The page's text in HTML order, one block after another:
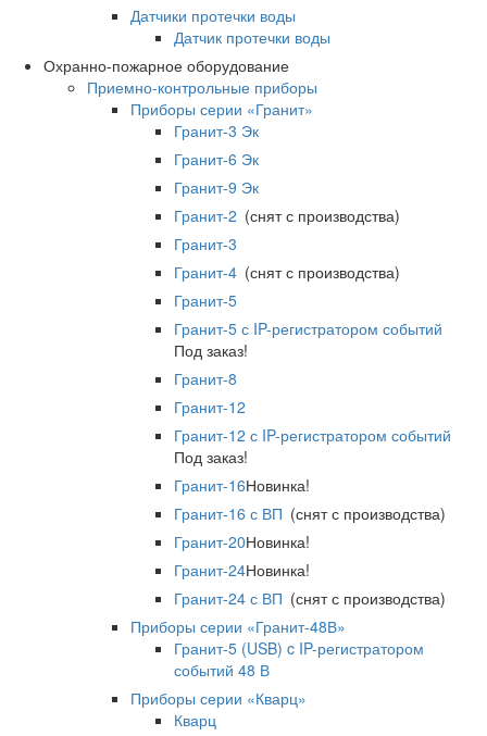
Датчики протечки воды
Датчик протечки воды
Охранно-пожарное оборудование
Приемно-контрольные приборы
Приборы серии «Гранит»
Гранит-3 Эк
Гранит-6 Эк
Гранит-9 Эк
Гранит-2 (снят с производства)
Гранит-3
Гранит-4 (снят с производства)
Гранит-5
Гранит-5 с IP-регистратором событий
Под заказ!
Гранит-8
Гранит-12
Гранит-12 с IP-регистратором событий
Под заказ!
Гранит-16Новинка!
Гранит-16 с ВП (снят с производства)
Гранит-20Новинка!
Гранит-24Новинка!
Гранит-24 с ВП (снят с производства)
Приборы серии «Гранит-48В»
Гранит-5 (USB) c IP-регистратором
событий 48 В
Приборы серии «Кварц»
Кварц